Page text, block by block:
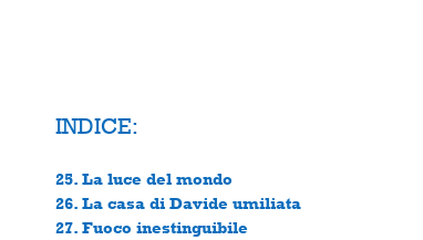
INDICE:
25. La luce del mondo
26. La casa di Davide umiliata
27. Fuoco inestinguibile